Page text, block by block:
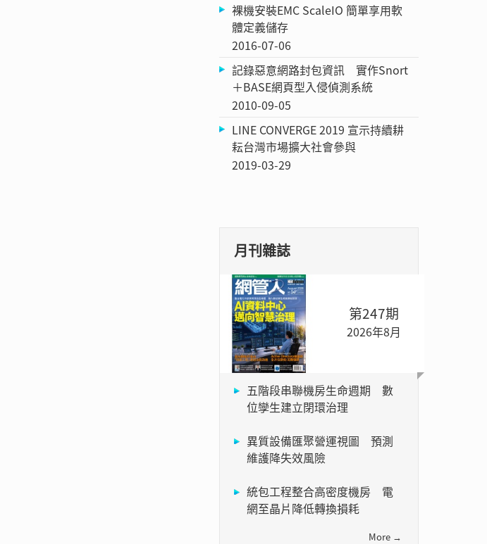
裸機安裝EMC ScaleIO 簡單享用軟
體定義儲存
2016-07-06
記錄惡意網路封包資訊 實作Snort
＋BASE網頁型入侵偵測系統
2010-09-05
LINE CONVERGE 2019 宣示持續耕
耘台灣市場擴大社會參與
2019-03-29
月刊雜誌
第247期
2026年8月
五階段串聯機房生命週期 數
位孿生建立閉環治理
異質設備匯聚營運視圖 預測
維護降失效風險
統包工程整合高密度機房 電
網至晶片降低轉換損耗
More →